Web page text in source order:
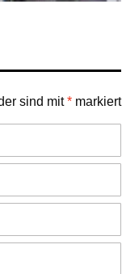
sind mit* markiert